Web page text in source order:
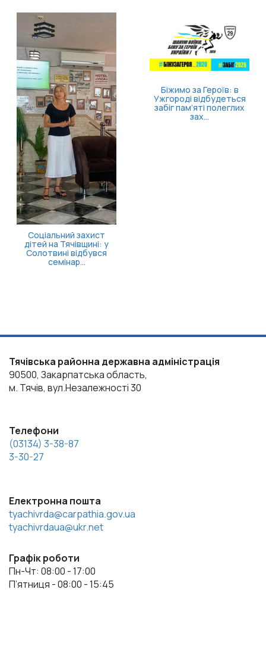
Соціальний захист
дітей на Тячівщині: у
Солотвині відбувся
семінар...
Біжимо за Героїв: в
Ужгороді відбудеться
забіг пам’яті полеглих
зах...
Тячівська районна державна адміністрація
90500, Закарпатська область,
м. Тячів, вул.Незалежності 30
Телефони
(03134) 3-38-87
3-30-27
Електронна пошта
tyachivrda@carpathia.gov.ua
tyachivrdaua@ukr.net
Графік роботи
Пн-Чт: 08:00 - 17:00
П’ятниця - 08:00 - 15:45